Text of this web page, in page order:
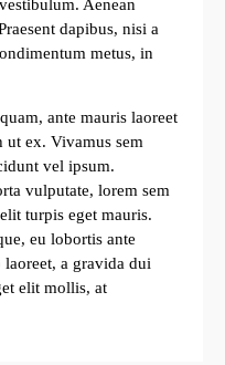
Aenean
dapibus, nisi a
metus, in
ante mauris laoreet
ex. Vivamus sem
vel ipsum.
vulputate, lorem sem
turpis eget mauris.
eu lobortis ante
laoreet, a gravida dui
elit mollis, at